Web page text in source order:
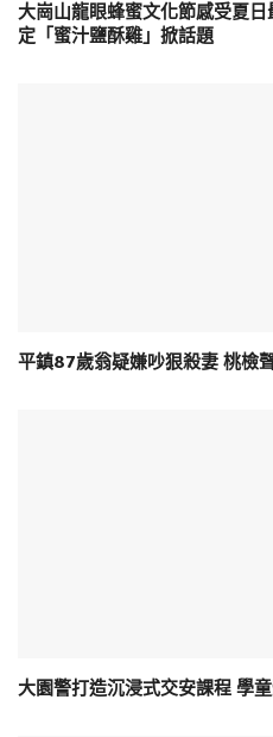
大崗山龍眼蜂蜜文化節感受夏
定「蜜汁鹽酥雞」掀話題
平鎮87歲翁疑嫌吵狠殺妻 桃檢
大園警打造沉浸式交安課程 學